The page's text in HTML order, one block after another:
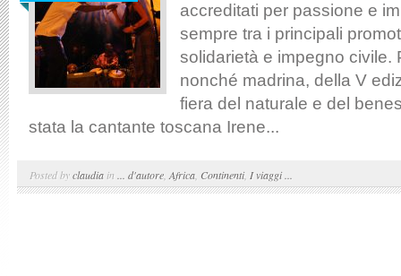
accreditati per passione e
sempre tra i principali
solidarietà e impegno civile.
nonché madrina, della V
fiera del naturale e del
stata la cantante toscana Irene...
Posted byclaudia in ... d'autore Africa Continenti, I viaggi ...